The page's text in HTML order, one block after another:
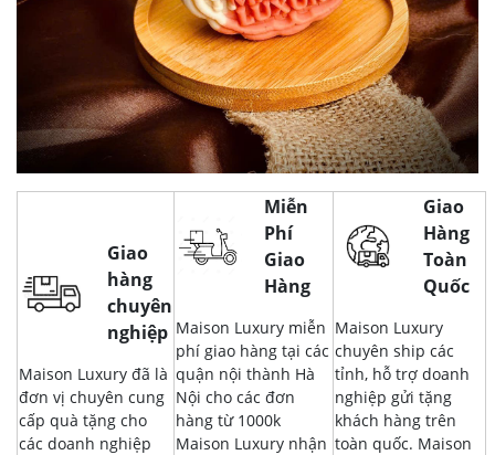
Giao
hàng
chuyên
nghiệp
Maison Luxury đã là
đơn vị chuyên cung
cấp quà tặng cho
các doanh nghiệp
Miễn
Phí
Giao
Hàng
Maison Luxury miễn
phí giao hàng tại các
quận nội thành Hà
Nội cho các đơn
hàng từ 1000k
Maison Luxury nhận
Giao
Hàng
Toàn
Quốc
Maison Luxury
chuyên ship các
tỉnh, hỗ trợ doanh
nghiệp gửi tặng
khách hàng trên
toàn quốc. Maison